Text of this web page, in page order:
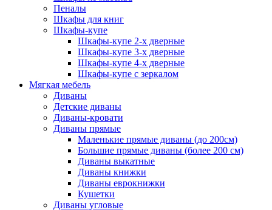
Пеналы
Шкафы для книг
Шкафы-купе
Шкафы-купе 2-х дверные
Шкафы-купе 3-х дверные
Шкафы-купе 4-х дверные
Шкафы-купе с зеркалом
Мягкая мебель
Диваны
Детские диваны
Диваны-кровати
Диваны прямые
Маленькие прямые диваны (до 200см)
Большие прямые диваны (более 200 см)
Диваны выкатные
Диваны книжки
Диваны еврокнижки
Кушетки
Диваны угловые